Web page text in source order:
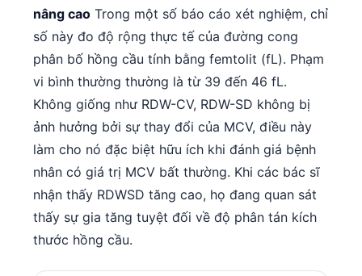
nâng cao Trong một số báo cáo xét nghiệm, chỉ
số này đo độ rộng thực tế của đường cong
phân bố hồng cầu tính bằng femtolit (fL). Phạm
vi bình thường thường là từ 39 đến 46 fL.
Không giống như RDW-CV, RDW-SD không bị
ảnh hưởng bởi sự thay đổi của MCV, điều này
làm cho nó đặc biệt hữu ích khi đánh giá bệnh
nhân có giá trị MCV bất thường. Khi các bác sĩ
nhận thấy RDWSD tăng cao, họ đang quan sát
thấy sự gia tăng tuyệt đối về độ phân tán kích
thước hồng cầu.